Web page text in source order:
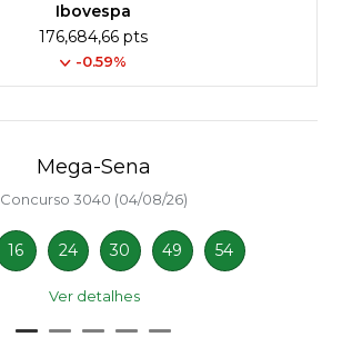
Ibovespa
176,684,66 pts
-0.59%
Mega-Sena
Concurso 3040 (04/08/26)
16 24 30 49 54
Ver detalhes